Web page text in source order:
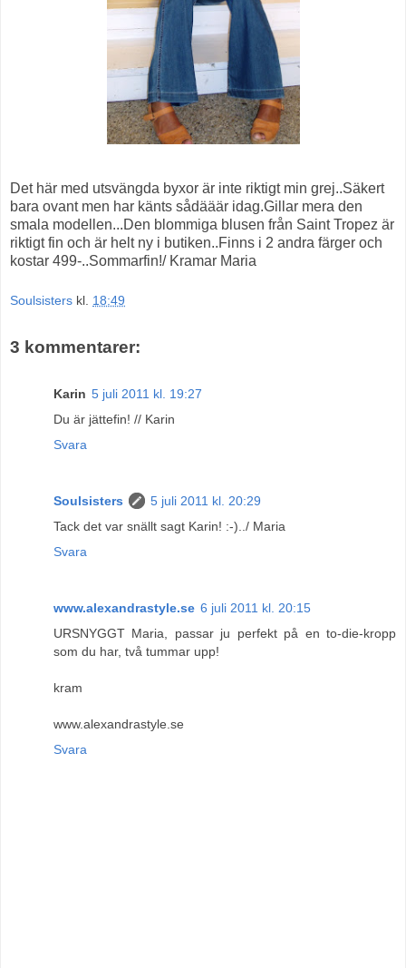
Det här med utsvängda byxor är inte riktigt min grej..Säkert
bara ovant men har känts sådääär idag.Gillar mera den
smala modellen...Den blommiga blusen från Saint Tropez är
riktigt fin och är helt ny i butiken..Finns i 2 andra färger och
kostar 499-..Sommarfin!/ Kramar Maria
Soulsisters kl. 18:49
3 kommentarer:
Karin 5 juli 2011 kl. 19:27
Du är jättefin! // Karin
Svara
Soulsisters
5 juli 2011 kl. 20:29
Tack det var snällt sagt Karin! :-)../ Maria
Svara
www.alexandrastyle.se 6 juli 2011 kl. 20:15
URSNYGGT Maria, passar ju perfekt på en to-die-kropp
som du har, två tummar upp!
kram
www.alexandrastyle.se
Svara